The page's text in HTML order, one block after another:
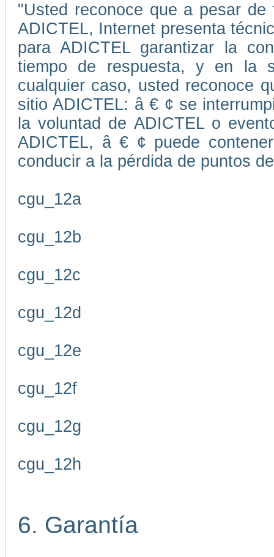
"Usted reconoce que a pesar
ADICTEL, Internet presenta
para ADICTEL garantizar la
tiempo de respuesta, y en la
cualquier caso, usted reconoce
sitio ADICTEL: â € ¢ se
la voluntad de ADICTEL o
ADICTEL, â € ¢ puede
conducir a la pérdida de puntos
cgu_12a
cgu_12b
cgu_12c
cgu_12d
cgu_12e
cgu_12f
cgu_12g
cgu_12h
6. Garantía